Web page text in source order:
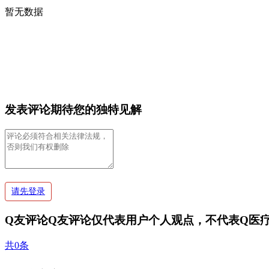
暂无数据
发表评论期待您的独特见解
请先登录
Q友评论Q友评论仅代表用户个人观点，不代表Q医
共0条